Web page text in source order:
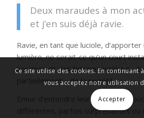
Deux maraudes à mon
et j’en suis déjà ravie.
Ravie, en tant que luciole, d’apporter
lumière, ne serait-ce qu’un court
hommes et des femmes isolé.e.s –
partiellement – de la société.
Emue d’entendre leurs histoires,
différentes, parfois surprenantes ou
Ce site utilise des cookies. En continuant
vous acceptez notre utilisation
Accepter